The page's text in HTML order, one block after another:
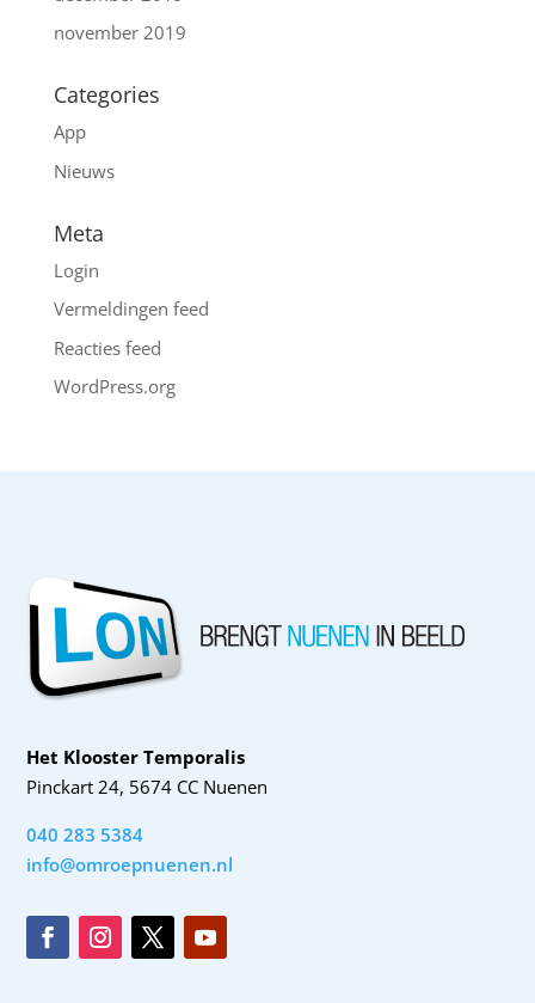
november 2019
Categories
App
Nieuws
Meta
Login
Vermeldingen feed
Reacties feed
WordPress.org
Het Klooster Temporalis
Pinckart 24, 5674 CC Nuenen
040 283 5384
info@omroepnuenen.nl